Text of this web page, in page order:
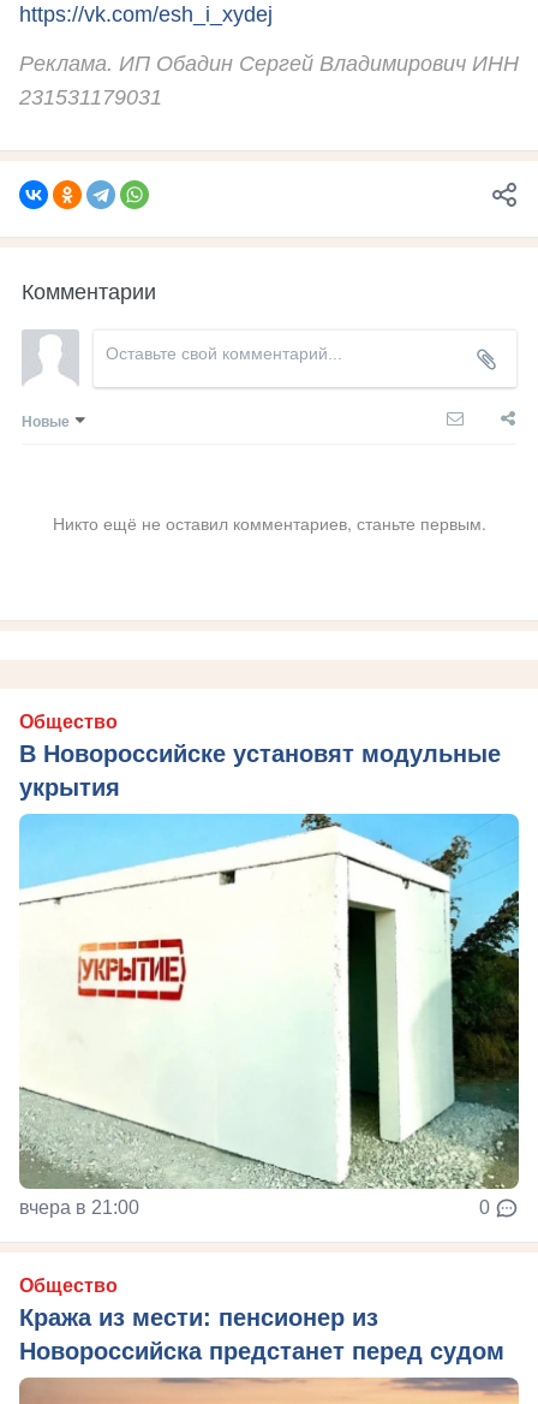
https://vk.com/esh_i_xydej
Реклама. ИП Обадин Сергей Владимирович ИНН
231531179031
Комментарии
Новые
Никто ещё не оставил комментариев, станьте первым.
Общество
В Новороссийске установят модульные
укрытия
вчера в 21:00 0
Общество
Кража из мести: пенсионер из
Новороссийска предстанет перед судом